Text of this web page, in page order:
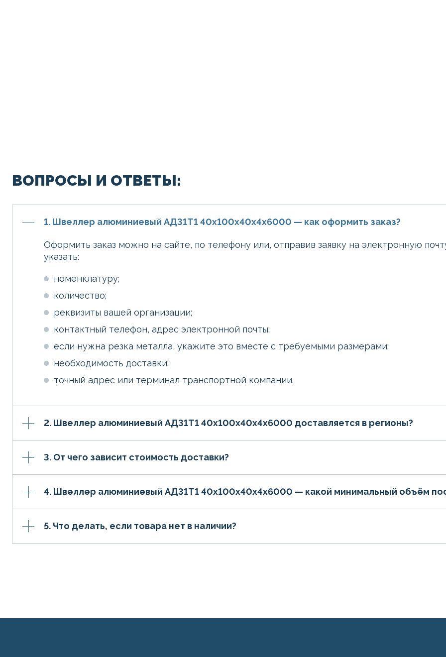
ВОПРОСЫ И ОТВЕТЫ:
1. Швеллер алюминиевый АД31Т1 40х100х40х4х6000 — как оформить заказ?
Оформить заказ можно на сайте, по телефону или, отправив заявку на электронную
указать:
номенклатуру;
количество;
реквизиты вашей организации;
контактный телефон, адрес электронной почты;
если нужна резка металла, укажите это вместе с требуемыми размерами;
необходимость доставки;
точный адрес или терминал транспортной компании.
2. Швеллер алюминиевый АД31Т1 40х100х40х4х6000 доставляется в регионы?
3. От чего зависит стоимость доставки?
4. Швеллер алюминиевый АД31Т1 40х100х40х4х6000 — какой минимальный объём
5. Что делать, если товара нет в наличии?